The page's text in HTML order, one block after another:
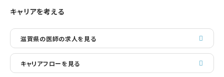
キャリアを考える
滋賀県の医師の求人を見る
キャリアフローを見る